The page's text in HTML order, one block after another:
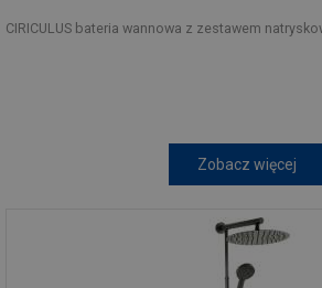
CIRICULUS bateria wannowa z zestawem
Zobacz więcej